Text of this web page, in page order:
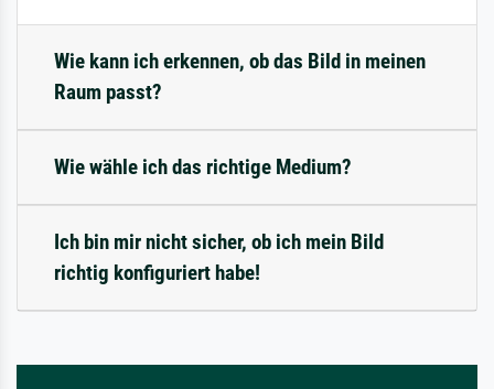
Wie kann ich erkennen, ob das Bild in meinen
Raum passt?
Wie wähle ich das richtige Medium?
Ich bin mir nicht sicher, ob ich mein Bild
richtig konfiguriert habe!